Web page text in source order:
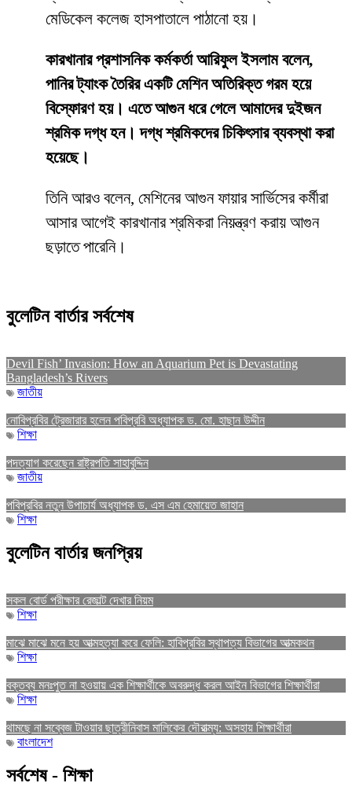
মেডিকেল কলেজ হাসপাতালে পাঠানো হয়।
কারখানার প্রশাসনিক কর্মকর্তা আরিফুল ইসলাম বলেন,
পানির ট্যাংক তৈরির একটি মেশিন অতিরিক্ত গরম হয়ে
বিস্ফোরণ হয়। এতে আগুন ধরে গেলে আমাদের দুইজন
শ্রমিক দগ্ধ হন। দগ্ধ শ্রমিকদের চিকিৎসার ব্যবস্থা করা
হয়েছে।
তিনি আরও বলেন, মেশিনের আগুন ফায়ার সার্ভিসের কর্মীরা
আসার আগেই কারখানার শ্রমিকরা নিয়ন্ত্রণ করায় আগুন
ছড়াতে পারেনি।
বুলেটিন বার্তার সর্বশেষ
Devil Fish’ Invasion: How an Aquarium Pet is Devastating
Bangladesh’s Rivers
জাতীয়
নোবিপ্রবির ট্রেজারার হলেন পবিপ্রবি অধ্যাপক ড. মো. হাছান উদ্দীন
শিক্ষা
পদত্যাগ করেছেন রাষ্ট্রপতি সাহাবুদ্দিন
জাতীয়
পবিপ্রবির নতুন উপাচার্য অধ্যাপক ড. এস এম হেমায়েত জাহান
শিক্ষা
বুলেটিন বার্তার জনপ্রিয়
সকল বোর্ড পরীক্ষার রেজাল্ট দেখার নিয়ম
শিক্ষা
মাঝে মাঝে মনে হয় আত্মহত্যা করে ফেলি: হাবিপ্রবির স্থাপত্য বিভাগের আত্মকথন
শিক্ষা
বক্তব্য মনঃপুত না হওয়ায় এক শিক্ষার্থীকে অবরুদ্ধ করল আইন বিভাগের শিক্ষার্থীরা
শিক্ষা
থামছে না সব্বেজ টাওয়ার ছাত্রীনিবাস মালিকের দৌরাত্ম্য: অসহায় শিক্ষার্থীরা
বাংলাদেশ
সর্বশেষ - শিক্ষা